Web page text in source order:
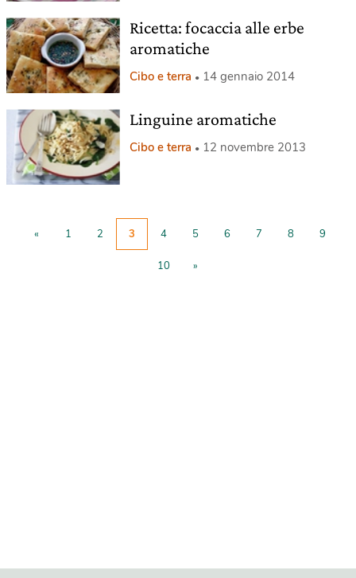
Ricetta: focaccia alle erbe
aromatiche
Cibo e terra 14 gennaio 2014
Linguine aromatiche
Cibo e terra 12 novembre 2013
« 1 2 3 4 5 6 7 8 9
10 »